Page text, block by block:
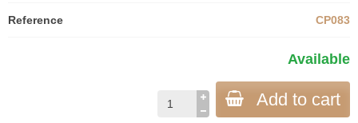
Reference CP083
Available
Add to cart